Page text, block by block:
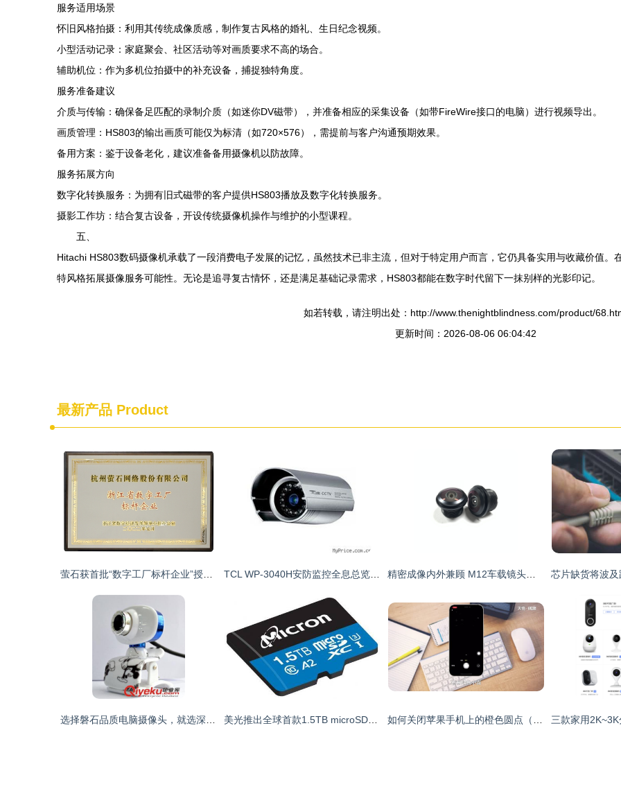
服务适用场景
怀旧风格拍摄：利用其传统成像质感，制作复古风格的婚礼、生日纪念视频。
小型活动记录：家庭聚会、社区活动等对画质要求不高的场合。
辅助机位：作为多机位拍摄中的补充设备，捕捉独特角度。
服务准备建议
介质与传输：确保备足匹配的录制介质（如迷你DV磁带），并准备相应的采集设备（如带FireWire接口的电脑）进行视频导出。
画质管理：HS803的输出画质可能仅为标清（如720×576），需提前与客户沟通预期效果。
备用方案：鉴于设备老化，建议准备备用摄像机以防故障。
服务拓展方向
数字化转换服务：为拥有旧式磁带的客户提供HS803播放及数字化转换服务。
摄影工作坊：结合复古设备，开设传统摄像机操作与维护的小型课程。
五、
Hitachi HS803数码摄像机承载了一段消费电子发展的记忆，虽然技术已非主流，但对于特定用户而言，它仍具备实用与收藏价值
特风格拓展摄像服务可能性。无论是追寻复古情怀，还是满足基础记录需求，HS803都能在数字时代留下一抹别样的光影印记。
如若转载，请注明出处：http://www.thenightblindness.com/product/
更新时间：2026-08-06 06:04:42
最新产品 Product